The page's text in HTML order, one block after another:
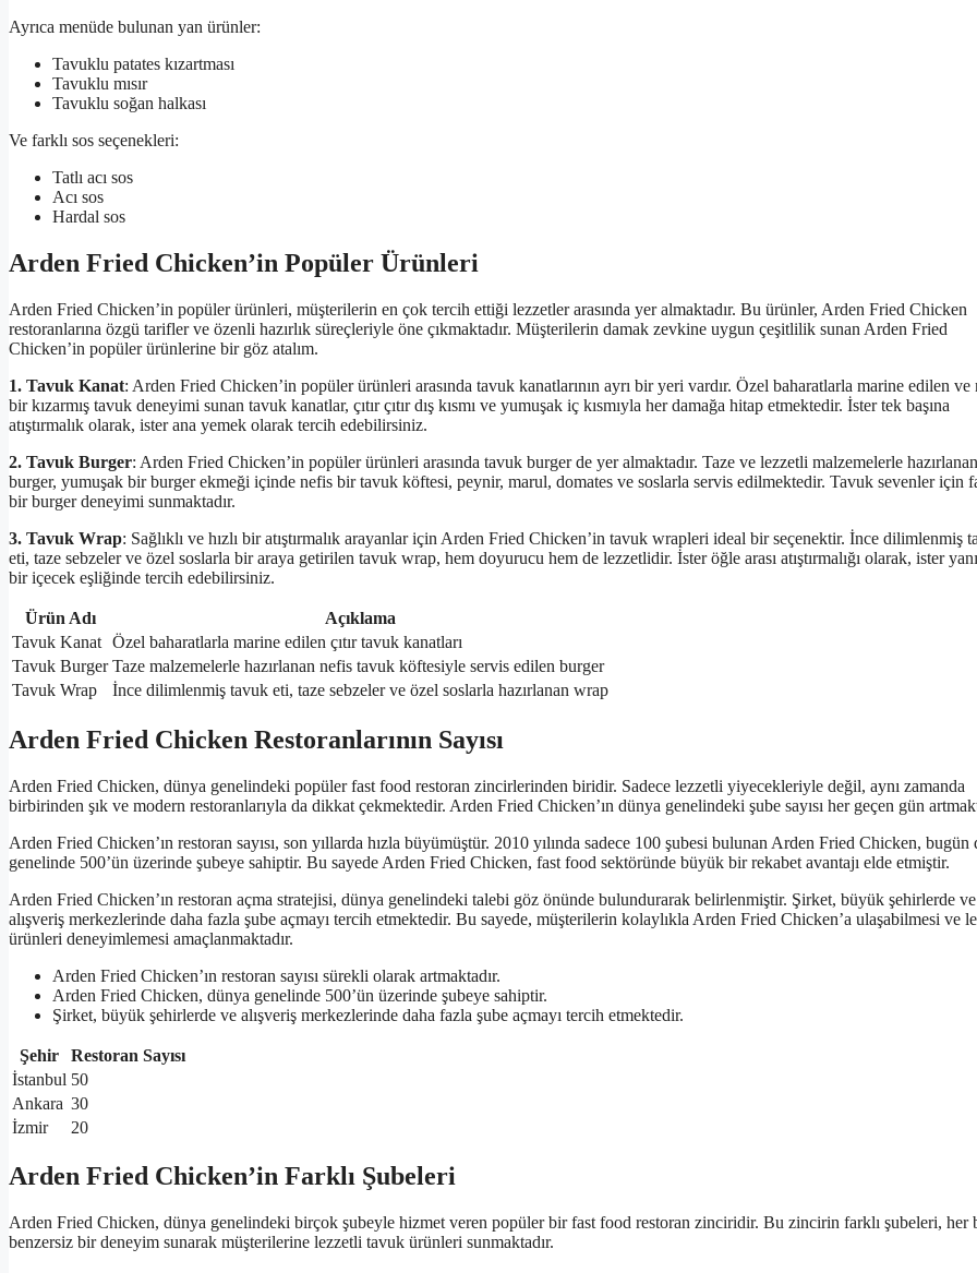
Ayrıca menüde bulunan yan ürünler:
Tavuklu patates kızartması
Tavuklu mısır
Tavuklu soğan halkası
Ve farklı sos seçenekleri:
Tatlı acı sos
Acı sos
Hardal sos
Arden Fried Chicken’in Popüler Ürünleri
Arden Fried Chicken’in popüler ürünleri, müşterilerin en çok tercih ettiği lezzetler arasında yer almaktadır. Bu ürünler, Arden Fried Chicken
restoranlarına özgü tarifler ve özenli hazırlık süreçleriyle öne çıkmaktadır. Müşterilerin damak zevkine uygun çeşitlilik sunan Arden Fried
Chicken’in popüler ürünlerine bir göz atalım.
1. Tavuk Kanat: Arden Fried Chicken’in popüler ürünleri arasında tavuk kanatlarının ayrı bir yeri vardır. Özel baharatlarla marine edilen ve
bir kızarmış tavuk deneyimi sunan tavuk kanatlar, çıtır çıtır dış kısmı ve yumuşak iç kısmıyla her damağa hitap etmektedir. İster tek başına
atıştırmalık olarak, ister ana yemek olarak tercih edebilirsiniz.
2. Tavuk Burger: Arden Fried Chicken’in popüler ürünleri arasında tavuk burger de yer almaktadır. Taze ve lezzetli malzemelerle
burger, yumuşak bir burger ekmeği içinde nefis bir tavuk köftesi, peynir, marul, domates ve soslarla servis edilmektedir. Tavuk sevenler için
bir burger deneyimi sunmaktadır.
3. Tavuk Wrap: Sağlıklı ve hızlı bir atıştırmalık arayanlar için Arden Fried Chicken’in tavuk wrapleri ideal bir seçenektir. İnce dilimlenmiş
eti, taze sebzeler ve özel soslarla bir araya getirilen tavuk wrap, hem doyurucu hem de lezzetlidir. İster öğle arası atıştırmalığı olarak, ister
bir içecek eşliğinde tercih edebilirsiniz.
Ürün Adı
Açıklama
Tavuk Kanat Özel baharatlarla marine edilen çıtır tavuk kanatları
Tavuk Burger Taze malzemelerle hazırlanan nefis tavuk köftesiyle servis edilen burger
Tavuk Wrap
İnce dilimlenmiş tavuk eti, taze sebzeler ve özel soslarla hazırlanan wrap
Arden Fried Chicken Restoranlarının Sayısı
Arden Fried Chicken, dünya genelindeki popüler fast food restoran zincirlerinden biridir. Sadece lezzetli yiyecekleriyle değil, aynı zamanda
birbirinden şık ve modern restoranlarıyla da dikkat çekmektedir. Arden Fried Chicken’ın dünya genelindeki şube sayısı her geçen gün
Arden Fried Chicken’ın restoran sayısı, son yıllarda hızla büyümüştür. 2010 yılında sadece 100 şubesi bulunan Arden Fried Chicken, bugün
genelinde 500’ün üzerinde şubeye sahiptir. Bu sayede Arden Fried Chicken, fast food sektöründe büyük bir rekabet avantajı elde etmiştir.
Arden Fried Chicken’ın restoran açma stratejisi, dünya genelindeki talebi göz önünde bulundurarak belirlenmiştir. Şirket, büyük şehirlerde ve
alışveriş merkezlerinde daha fazla şube açmayı tercih etmektedir. Bu sayede, müşterilerin kolaylıkla Arden Fried Chicken’a ulaşabilmesi ve
ürünleri deneyimlemesi amaçlanmaktadır.
Arden Fried Chicken’ın restoran sayısı sürekli olarak artmaktadır.
Arden Fried Chicken, dünya genelinde 500’ün üzerinde şubeye sahiptir.
Şirket, büyük şehirlerde ve alışveriş merkezlerinde daha fazla şube açmayı tercih etmektedir.
Şehir
Restoran Sayısı
İstanbul 50
Ankara 30
İzmir
20
Arden Fried Chicken’in Farklı Şubeleri
Arden Fried Chicken, dünya genelindeki birçok şubeyle hizmet veren popüler bir fast food restoran zinciridir. Bu zincirin farklı şubeleri, her
benzersiz bir deneyim sunarak müşterilerine lezzetli tavuk ürünleri sunmaktadır.